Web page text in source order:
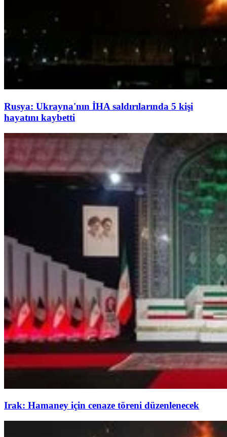
Rusya: Ukrayna'nın İHA saldırılarında 5 kişi
hayatını kaybetti
Irak: Hamaney için cenaze töreni düzenlenecek